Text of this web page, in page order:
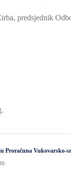
predsjednik
Proračuna Vukovarsko-